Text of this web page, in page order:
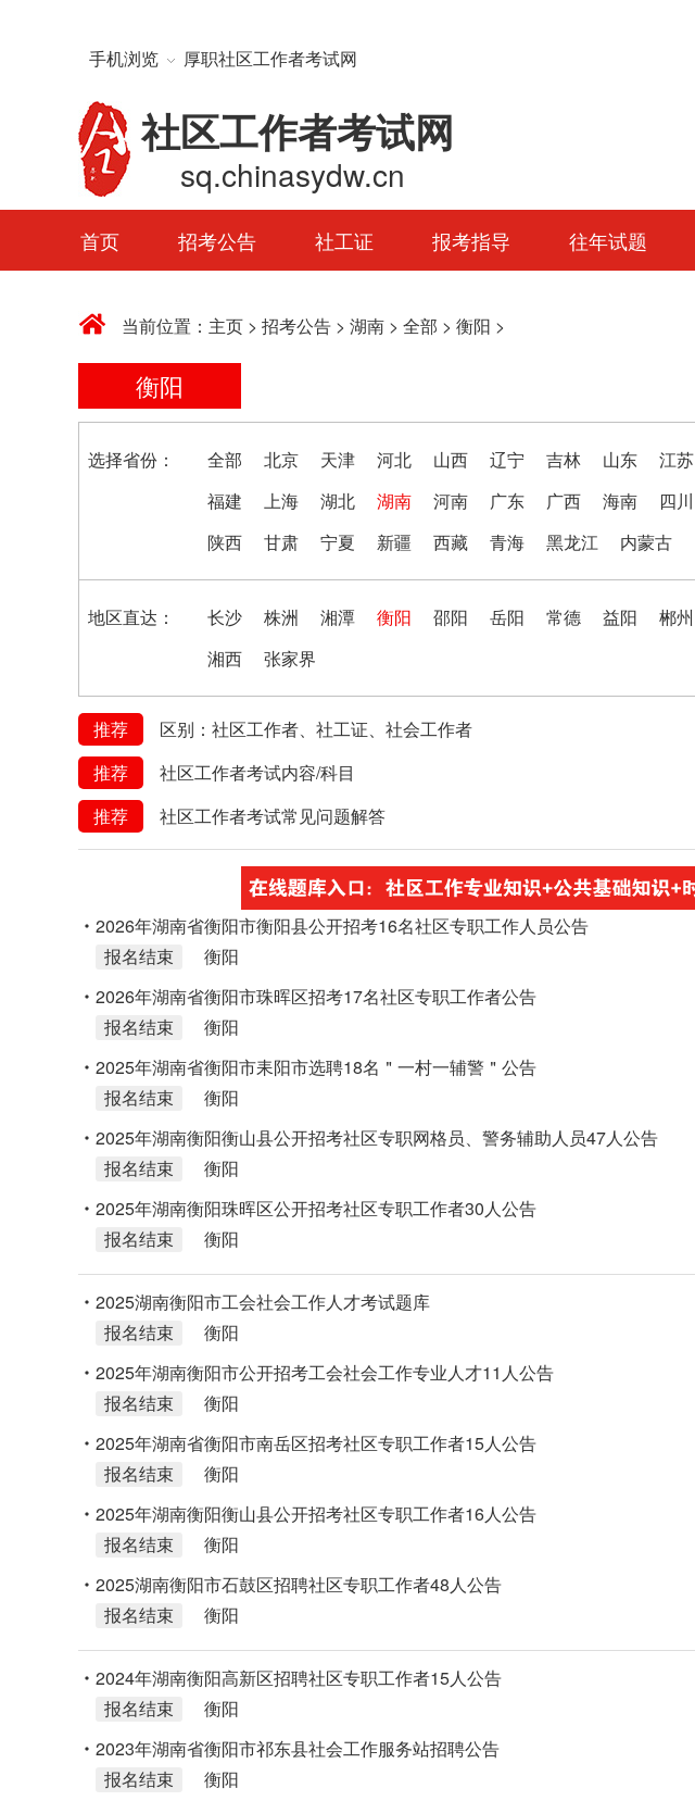
手机浏览 厚职社区工作者考试网
社区工作者考试网
sq.chinasydw.cn
首页 招考公告 社工证 报考指导 往年试题
当前位置： 主页 > 招考公告 > 湖南 > 全部 > 衡阳 >
衡阳
选择省份： 全部 北京 天津 河北 山西 辽宁 吉林 山东 江苏
福建
上海 湖北 湖南 河南 广东 广西 海南 四川
陕西
甘肃 宁夏 新疆 西藏 青海 黑龙江 内蒙古
地区直达： 长沙 株洲 湘潭 衡阳 邵阳 岳阳 常德 益阳 郴州
湘西
张家界
推荐
区别：社区工作者、社工证、社会工作者
推荐
社区工作者考试内容/科目
推荐
社区工作者考试常见问题解答
2026年湖南省衡阳市衡阳县公开招考16名社区专职工作人员公告
报名结束
衡阳
2026年湖南省衡阳市珠晖区招考17名社区专职工作者公告
报名结束
衡阳
2025年湖南省衡阳市耒阳市选聘18名＂一村一辅警＂公告
报名结束
衡阳
2025年湖南衡阳衡山县公开招考社区专职网格员、警务辅助人员47人公告
报名结束
衡阳
2025年湖南衡阳珠晖区公开招考社区专职工作者30人公告
报名结束
衡阳
2025湖南衡阳市工会社会工作人才考试题库
报名结束
衡阳
2025年湖南衡阳市公开招考工会社会工作专业人才11人公告
报名结束
衡阳
2025年湖南省衡阳市南岳区招考社区专职工作者15人公告
报名结束
衡阳
2025年湖南衡阳衡山县公开招考社区专职工作者16人公告
报名结束
衡阳
2025湖南衡阳市石鼓区招聘社区专职工作者48人公告
报名结束
衡阳
2024年湖南衡阳高新区招聘社区专职工作者15人公告
报名结束
衡阳
2023年湖南省衡阳市祁东县社会工作服务站招聘公告
报名结束
衡阳